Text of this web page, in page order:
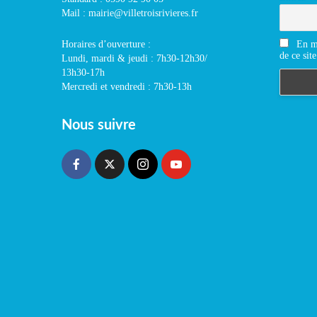
Mail : mairie@villetroisrivieres.fr
Horaires d’ouverture :
Lundi, mardi & jeudi : 7h30-12h30/
13h30-17h
Mercredi et vendredi : 7h30-13h
Nous suivre
En
de ce site